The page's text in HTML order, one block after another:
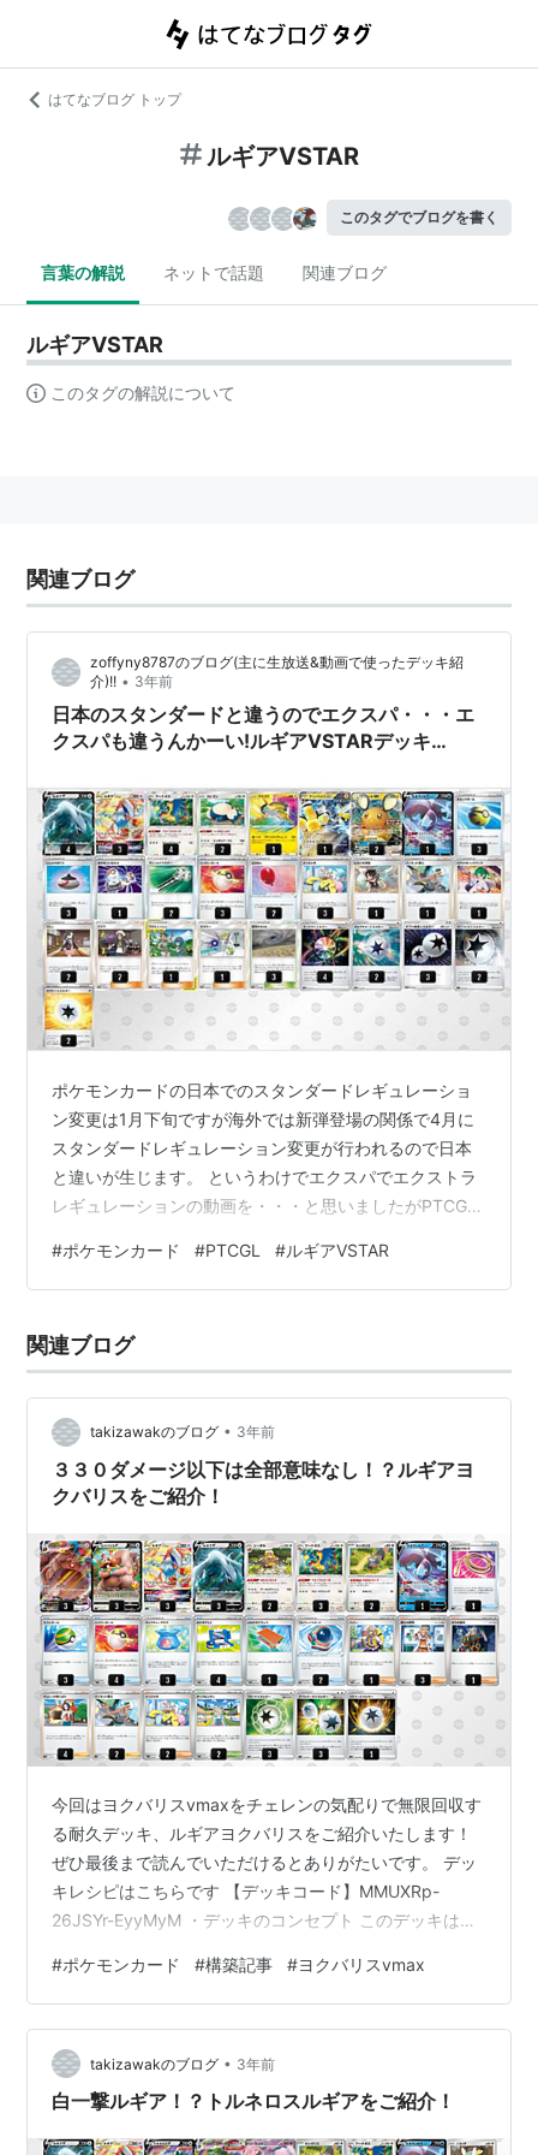
はてなブログ トップ
ルギアVSTAR
このタグでブログを書く
言葉の解説 ネットで話題 関連ブログ
ルギアVSTAR
このタグの解説について
関連ブログ
zoffyny8787のブログ(主に生放送&動画で使ったデッキ紹
介)!! • 3年前
日本のスタンダードと違うのでエクスパ・・・エ
クスパも違うんかーい!ルギアVSTARデッキ
ポケモンカードの日本でのスタンダードレギュレーショ
ン変更は1月下旬ですが海外では新弾登場の関係で4月に
スタンダードレギュレーション変更が行われるので日本
と違いが生じます。 というわけでエクスパでエクストラ
レギュレーションの動画を・・・と思いましたがPTCGL
ドしか使えません。 (XY以前のカードのデータは受け継
いでいて禁止カード扱いになってます) というわけでエク
ぁエクストラ始めてみようかなという方向けの動画とい
うわけでここはひとつご視聴お願いします。 今回のデッ
#ポケモンカード #PTCGL #ルギアVSTAR
関連ブログ
takizawakのブログ • 3年前
３３０ダメージ以下は全部意味なし！？ルギアヨ
クバリスをご紹介！
今回はヨクバリスvmaxをチェレンの気配りで無限回収す
る耐久デッキ、ルギアヨクバリスをご紹介いたします！
ぜひ最後まで読んでいただけるとありがたいです。 デッ
キレシピはこちらです 【デッキコード】MMUXRp-
26JSYr-EyyMyM ・デッキのコンセプト このデッキはル
オスとビーダルをベンチに出し、アーケオスの特性「プ
ライマルターボ」でヨクバリスvmaxにエネ類―を加速
し、ヨクバリスvmaxの技「ダイゴウヨク」を使います。
技のダメ―ジを受けたヨクバリスvmaxをチェレンの気配
りで回収し、再びノーダメージのヨクバリスvmaxで技を
#ポケモンカード #構築記事 #ヨクバリスvmax
takizawakのブログ • 3年前
白一撃ルギア！？トルネロスルギアをご紹介！